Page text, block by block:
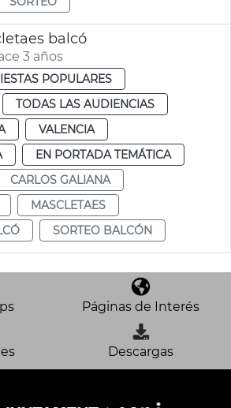
balcó
3 años
POPULARES
TODAS LAS AUDIENCIAS
VALENCIA
EN PORTADA TEMÁTICA
CARLOS GALIANA
MASCLETAES
SORTEO BALCÓN
Páginas de Interés
Descargas